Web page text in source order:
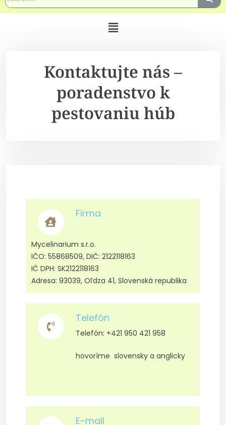
Kontaktujte nás –
poradenstvo k
pestovaniu húb
Firma
Mycelinarium s.r.o.
IČO: 55868509, DIČ: 2122118163
IČ DPH: SK2122118163
Adresa: 93039, Oľdza 41, Slovenská republika
Telefón
Telefón: +421 950 421 958
hovoríme slovensky a anglicky
E-mail